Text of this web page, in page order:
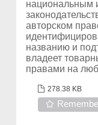
национальным
авторском
названию и
владеет
правами на
278.38 KB